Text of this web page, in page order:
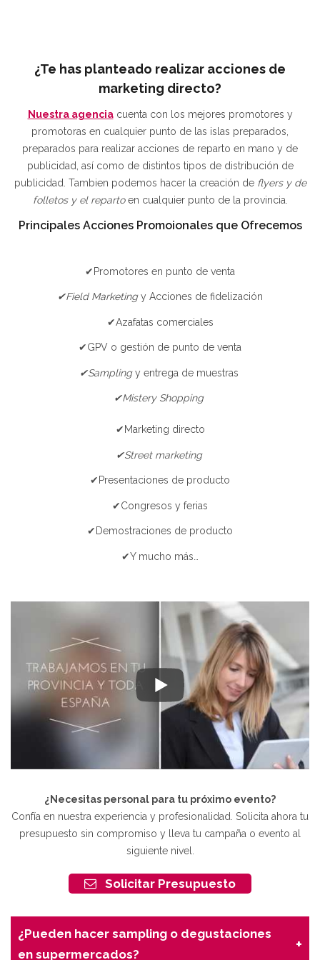
¿Te has planteado realizar acciones de
marketing directo?
Nuestra agenciacuenta con los mejores promotores y
promotoras en cualquier punto de las islas preparados,
preparados para realizar acciones de reparto en mano y de
publicidad, así como de distintos tipos de distribución de
publicidad. Tambien podemos hacer la creación de flyers y de
folletos y el repartoen cualquier punto de la provincia.
Principales Acciones Promoionales que Ofrecemos
✔Promotores en punto de venta
✔Field Marketingy Acciones de fidelización
✔Azafatas comerciales
✔GPV o gestión de punto de venta
✔Samplingy entrega de muestras
✔Mistery Shopping
✔Marketing directo
✔Street marketing
✔Presentaciones de producto
✔Congresos y ferias
✔Demostraciones de producto
✔Y mucho más…
¿Necesitas personal para tu próximo evento?
Confía en nuestra experiencia y profesionalidad. Solicita ahora tu
presupuesto sin compromiso y lleva tu campaña o evento al
siguiente nivel.
Solicitar Presupuesto
¿Pueden hacer sampling o degustaciones
en supermercados?